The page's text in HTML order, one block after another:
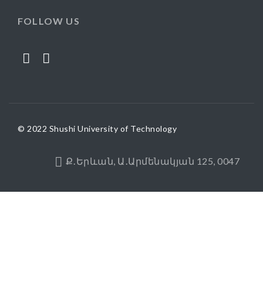
FOLLOW US
© 2022 Shushi University of Technology
Ք․Երևան, Ա․Արմենակյան 125, 0047